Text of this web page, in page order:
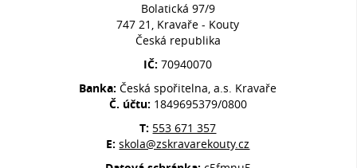
Bolatická 97/9
747 21, Kravaře - Kouty
Česká republika
IČ:70940070
Banka:Česká spořitelna, a.s. Kravaře
Č. účtu: 1849695379/0800
T: 553 671 357
E:skola@zskravarekouty.cz